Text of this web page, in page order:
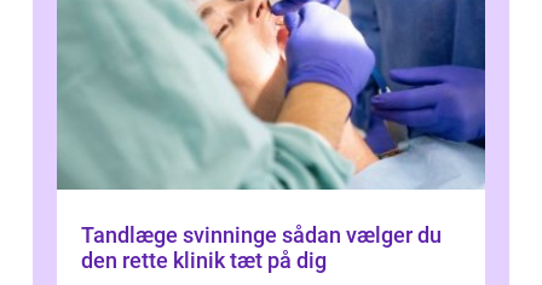
Tandlæge svinninge sådan vælger du
den rette klinik tæt på dig